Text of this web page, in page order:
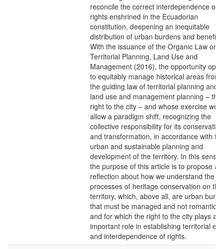
reconcile the correct interdependence of
rights enshrined in the Ecuadorian
constitution, deepening an inequitable
distribution of urban burdens and benefits.
With the issuance of the Organic Law on
Territorial Planning, Land Use and
Management (2016), the opportunity
to equitably manage historical areas from
the guiding law of territorial planning and
land use and management planning – the
right to the city – and whose exercise
allow a paradigm shift, recognizing the
collective responsibility for its conservation
and transformation, in accordance with
urban and sustainable planning and
development of the territory. In this sense,
the purpose of this article is to propose a
reflection about how we understand the
processes of heritage conservation on the
territory, which, above all, are urban
that must be managed and not
and for which the right to the city plays an
important role in establishing territorial
and interdependence of rights.